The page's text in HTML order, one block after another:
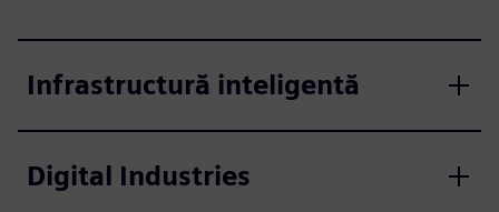
Infrastructură inteligentă
Digital Industries